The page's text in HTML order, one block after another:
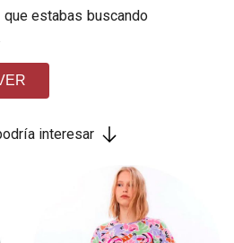
estabas buscando
interesar